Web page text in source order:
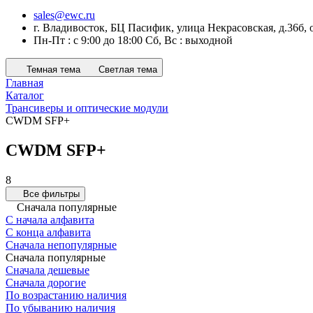
sales@ewc.ru
г. Владивосток, БЦ Пасифик, улица Некрасовская, д.36б,
Пн-Пт : с 9:00 до 18:00 Сб, Вс : выходной
Темная тема Светлая тема
Главная
Каталог
Трансиверы и оптические модули
CWDM SFP+
CWDM SFP+
8
Все фильтры
Сначала популярные
С начала алфавита
С конца алфавита
Сначала непопулярные
Сначала популярные
Сначала дешевые
Сначала дорогие
По возрастанию наличия
По убыванию наличия